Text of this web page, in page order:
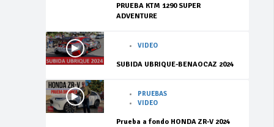
PRUEBA KTM 1290 SUPER
ADVENTURE
VIDEO
SUBIDA UBRIQUE-BENAOCAZ 2024
PRUEBAS
VIDEO
Prueba a fondo HONDA ZR-V 2024